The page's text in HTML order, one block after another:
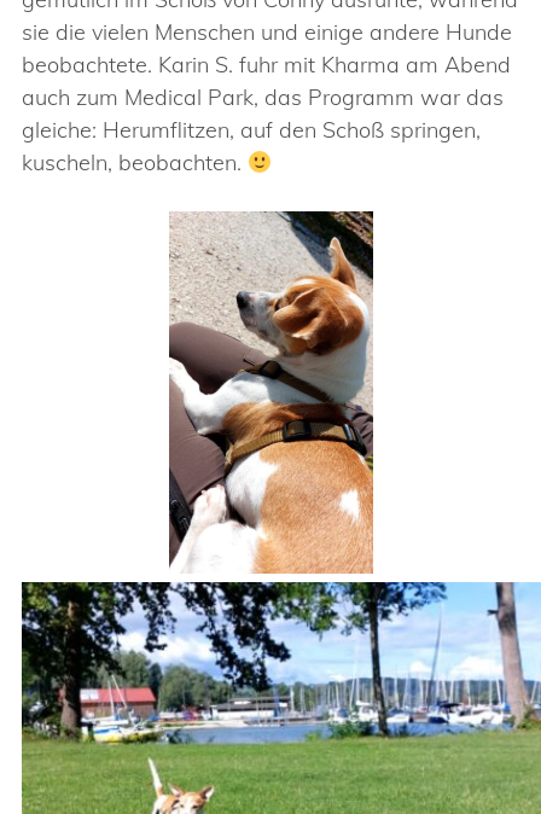
sie die vielen Menschen und einige andere Hunde
beobachtete. Karin S. fuhr mit Kharma am Abend
auch zum Medical Park, das Programm war das
gleiche: Herumflitzen, auf den Schoß springen,
kuscheln, beobachten.